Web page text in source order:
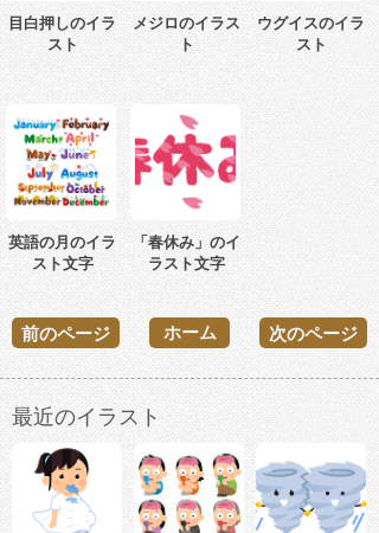
目白押しのイラ
スト
メジロのイラス
ト
ウグイスのイラ
スト
英語の月のイラ
スト文字
「春休み」のイ
ラスト文字
前のページ 次のページ
ホーム
最近のイラスト